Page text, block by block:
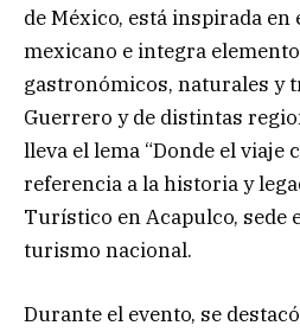
de México, está inspirada
mexicano e integra
gastronómicos, naturales y
Guerrero y de distintas
lleva el lema “Donde el viaje
referencia a la historia y
Turístico en Acapulco, sede
turismo nacional.
Durante el evento, se